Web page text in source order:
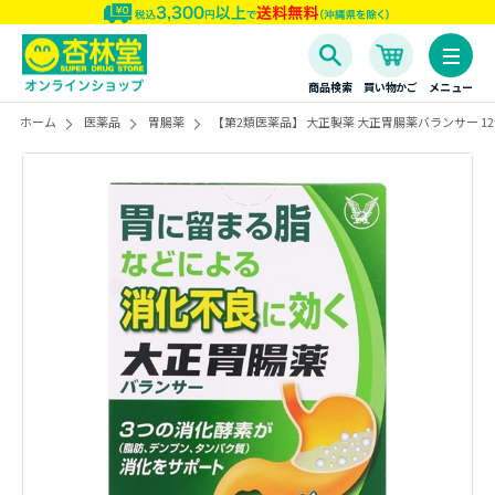
商品検索 買い物かご メニュー
ホーム 医薬品 胃腸薬 【第2類医薬品】 大正製薬 大正胃腸薬バランサー